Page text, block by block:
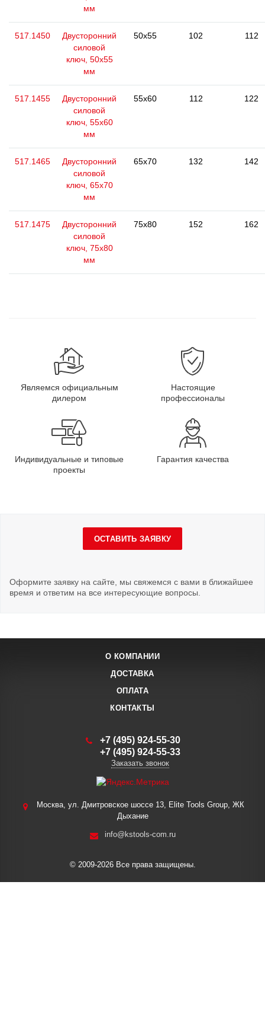
мм
517.1450
Двусторонний
силовой
ключ, 50x55
мм
50x55 102 112
517.1455
Двусторонний
силовой
ключ, 55x60
мм
55x60 112 122
517.1465
Двусторонний
силовой
ключ, 65x70
мм
65x70 132 142
517.1475
Двусторонний
силовой
ключ, 75x80
мм
75x80 152 162
Являемся официальным
дилером
Настоящие
профессионалы
Индивидуальные и типовые
проекты
Гарантия качества
ОСТАВИТЬ ЗАЯВКУ
Оформите заявку на сайте, мы свяжемся с вами в ближайшее
время и ответим на все интересующие вопросы.
О КОМПАНИИ
ДОСТАВКА
ОПЛАТА
КОНТАКТЫ
+7 (495) 924-55-30
+7 (495) 924-55-33
Заказать звонок
Москва, ул. Дмитровское шоссе 13, Elite Tools Group, ЖК
Дыхание
info@kstools-com.ru
© 2009-2026 Все права защищены.